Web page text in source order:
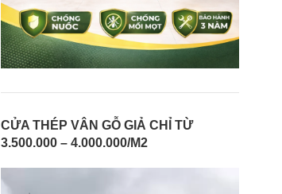
CỬA THÉP VÂN GỖ GIẢ CHỈ TỪ
3.500.000 – 4.000.000/M2